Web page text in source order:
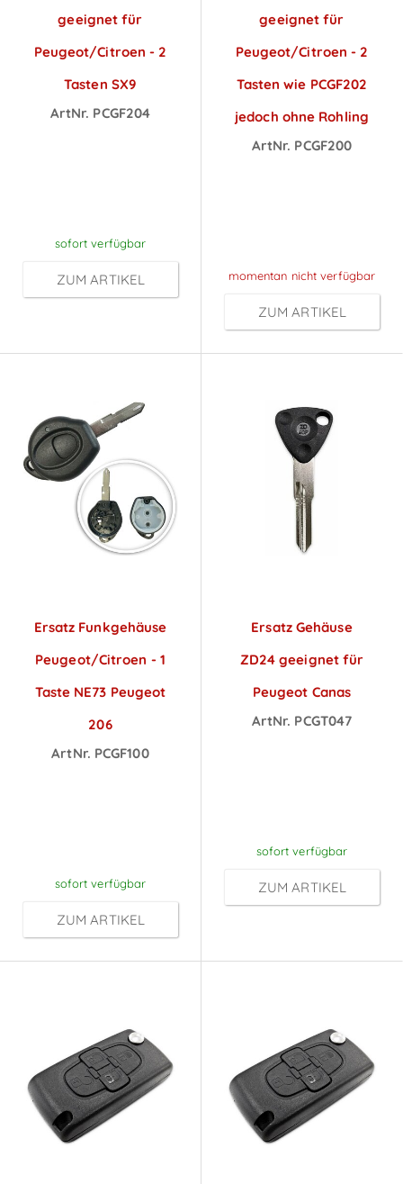
geeignet für
Peugeot/Citroen - 2
Tasten SX9
ArtNr. PCGF204
sofort verfügbar
ZUM ARTIKEL
geeignet für
Peugeot/Citroen - 2
Tasten wie PCGF202
jedoch ohne Rohling
ArtNr. PCGF200
momentan nicht verfügbar
ZUM ARTIKEL
Ersatz Funkgehäuse
Peugeot/Citroen - 1
Taste NE73 Peugeot
206
ArtNr. PCGF100
sofort verfügbar
ZUM ARTIKEL
Ersatz Gehäuse
ZD24 geeignet für
Peugeot Canas
ArtNr. PCGT047
sofort verfügbar
ZUM ARTIKEL